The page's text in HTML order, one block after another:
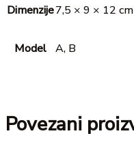
Dimenzije7,5 × 9 × 12 cm
Model A, B
Povezani